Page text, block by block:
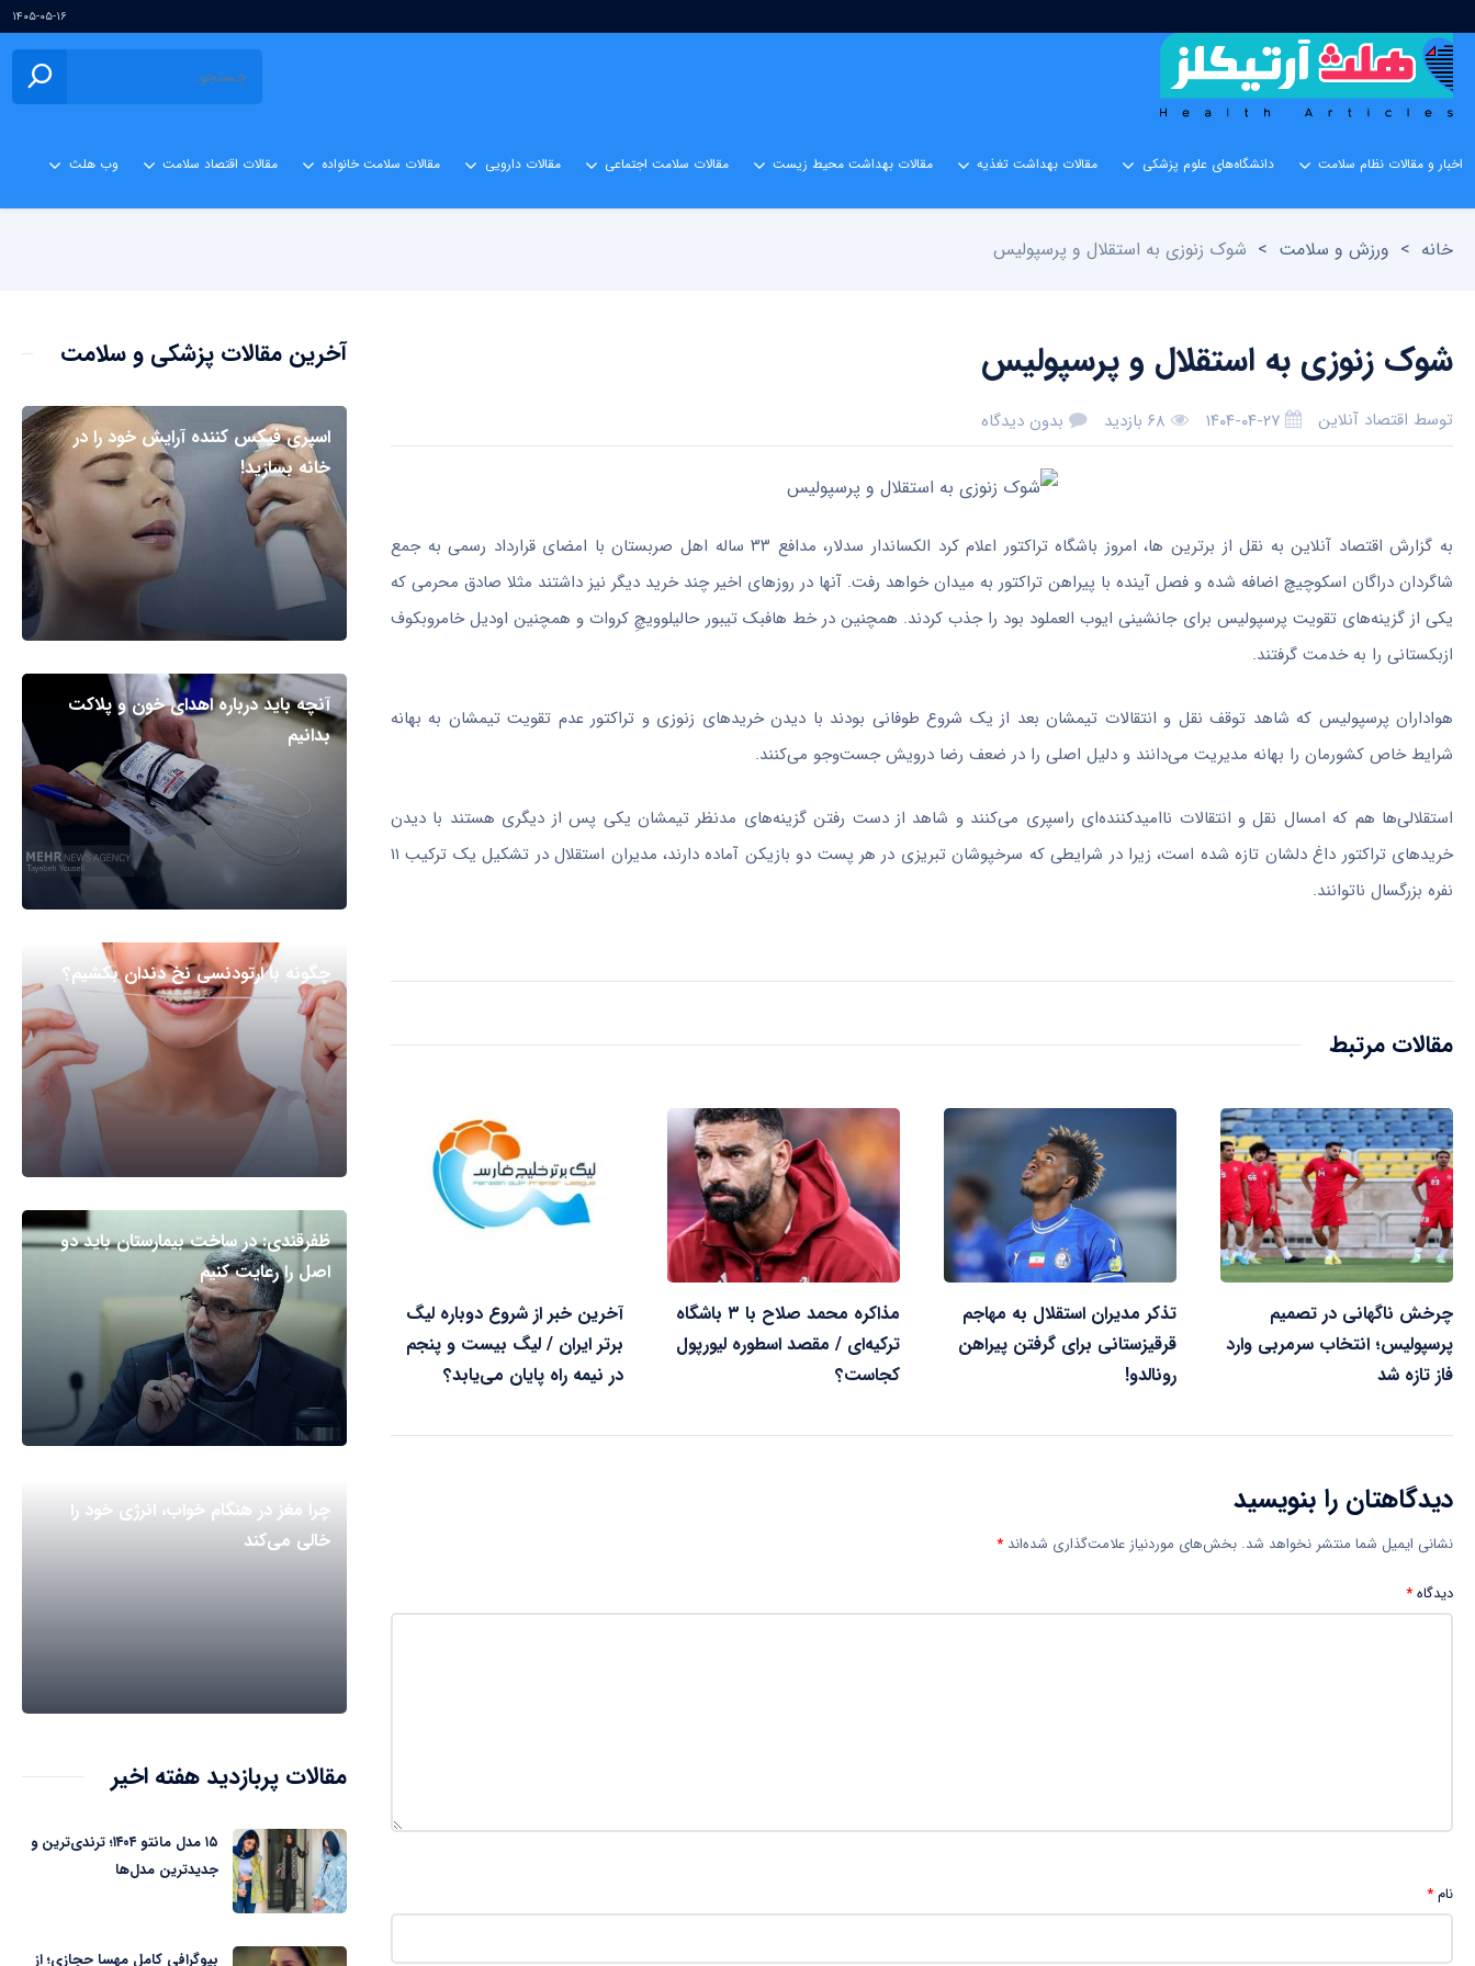
۱۴۰۵-۰۵-۱۶
اخبار و مقالات نظام سلامت دانشگاه‌های علوم پزشکی مقالات بهداشت تغذیه مقالات بهداشت محیط زیست مقالات سلامت اجتماعی مقالات دارویی مقالات سلامت خانواده مقالات اقتصاد سلامت وب هلث
خانه > ورزش و سلامت > شوک زنوزی به استقلال و پرسپولیس
شوک زنوزی به استقلال و پرسپولیس
توسط اقتصاد آنلاین ۱۴۰۴-۰۴-۲۷ ۶۸ بازدید بدون دیدگاه
به گزارش اقتصاد آنلاین به نقل از برترین ها، امروز باشگاه تراکتور اعلام کرد الکساندار سدلار، مدافع ۳۳ ساله اهل صربستان با امضای قرارداد رسمی به جمع
شاگردان دراگان اسکوچیچ اضافه شده و فصل آینده با پیراهن تراکتور به میدان خواهد رفت. آنها در روز‌های اخیر چند خرید دیگر نیز داشتند مثلا صادق محرمی که
یکی از گزینه‌های تقویت پرسپولیس برای جانشینی ایوب العملود بود را جذب کردند. همچنین در خط هافبک تیبور حالیلوویچِ کروات و همچنین اودیل خامروبکوف
ازبکستانی را به خدمت گرفتند.
هواداران پرسپولیس که شاهد توقف نقل و انتقالات تیمشان بعد از یک شروع طوفانی بودند با دیدن خرید‌های زنوزی و تراکتور عدم تقویت تیمشان به بهانه
شرایط خاص کشورمان را بهانه مدیریت می‌دانند و دلیل اصلی را در ضعف رضا درویش جست‌و‌جو می‌کنند.
استقلالی‌ها هم که امسال نقل و انتقالات ناامیدکننده‌ای راسپری می‌کنند و شاهد از دست رفتن گزینه‌های مدنظر تیمشان یکی پس از دیگری هستند با دیدن
خرید‌های تراکتور داغ دلشان تازه شده است، زیرا در شرایطی که سرخپوشان تبریزی در هر پست دو بازیکن آماده دارند، مدیران استقلال در تشکیل یک ترکیب ۱۱
نفره بزرگسال ناتوانند.
مقالات مرتبط
چرخش ناگهانی در تصمیم
پرسپولیس؛ انتخاب سرمربی وارد
فاز تازه شد
تذکر مدیران استقلال به مهاجم
قرقیزستانی برای گرفتن پیراهن
رونالدو!
مذاکره محمد صلاح با ۳ باشگاه
ترکیه‌ای / مقصد اسطوره لیورپول
کجاست؟
آخرین خبر از شروع دوباره لیگ
برتر ایران / لیگ بیست و پنجم
در نیمه راه پایان می‌یابد؟
دیدگاهتان را بنویسید
نشانی ایمیل شما منتشر نخواهد شد. بخش‌های موردنیاز علامت‌گذاری شده‌اند *
دیدگاه*
نام*
آخرین مقالات پزشکی و سلامت
اسپری فیکس کننده آرایش خود را در
خانه بسازید!
آنچه باید درباره اهدای خون و پلاکت
بدانیم
چگونه با ارتودنسی نخ دندان بکشیم؟
ظفرقندی: در ساخت بیمارستان باید دو
اصل را رعایت کنیم
چرا مغز در هنگام خواب، انرژی خود را
خالی می‌کند
مقالات پربازدید هفته اخیر
۱۵ مدل مانتو ۱۴۰۴؛ ترندی‌ترین و
جدیدترین مدل‌ها
بیوگرافی کامل مهسا حجازی؛ از